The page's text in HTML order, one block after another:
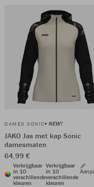
DAMES SONIC NEW!
JAKO Jas met kap Sonic
damesmaten
64,99 €
Verkrijgbaar
in 10
verschillende
kleuren
Verkrijgbaar
in 10
verschillende
kleuren